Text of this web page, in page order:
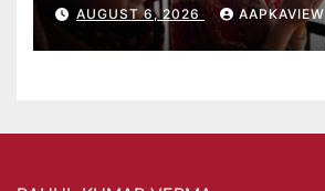
AUGUST 6, 2026 AAPKAVIEW